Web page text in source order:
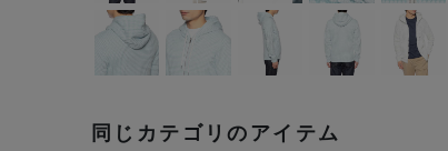
同じカテゴリのアイテム